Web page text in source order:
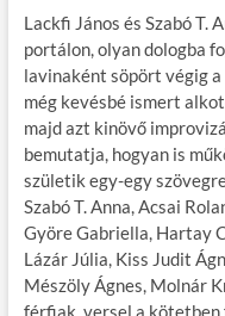
Lackfi János és Szabó T.
portálon, olyan dologba
lavinaként söpört végig
még kevésbé ismert
majd azt kinövő
bemutatja, hogyan is
születik egy-egy
Szabó T. Anna, Acsai
Györe Gabriella, Hartay
Lázár Júlia, Kiss Judit
Mészöly Ágnes, Molnár
férfiak, versel a kötetben